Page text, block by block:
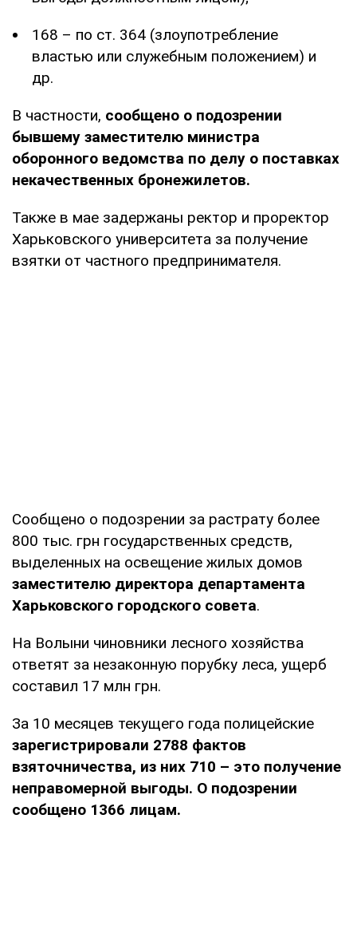
168 – по ст. 364 (злоупотребление
властью или служебным положением) и
др.
В частности, сообщено о подозрении
бывшему заместителю министра
оборонного ведомства по делу о поставках
некачественных бронежилетов.
Также в мае задержаны ректор и проректор
Харьковского университета за получение
взятки от частного предпринимателя.
Сообщено о подозрении за растрату более
800 тыс. грн государственных средств,
выделенных на освещение жилых домов
заместителю директора департамента
Харьковского городского совета.
На Волыни чиновники лесного хозяйства
ответят за незаконную порубку леса, ущерб
составил 17 млн грн.
За 10 месяцев текущего года полицейские
зарегистрировали 2788 фактов
взяточничества, из них 710 – это получение
неправомерной выгоды. О подозрении
сообщено 1366 лицам.